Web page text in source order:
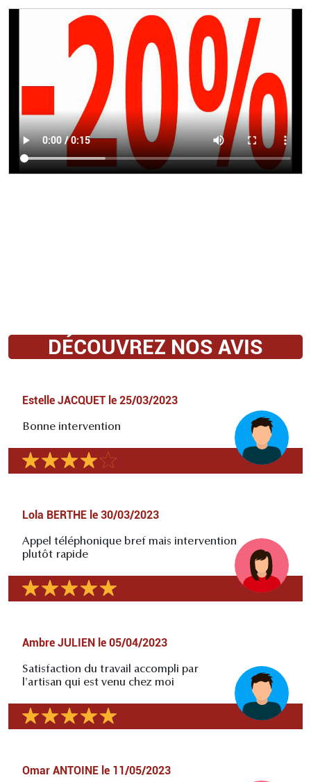
DÉCOUVREZ NOS AVIS
Estelle JACQUET le 25/03/2023
Bonne intervention
Lola BERTHE le 30/03/2023
Appel téléphonique bref mais intervention
plutôt rapide
Ambre JULIEN le 05/04/2023
Satisfaction du travail accompli par
l'artisan qui est venu chez moi
Omar ANTOINE le 11/05/2023